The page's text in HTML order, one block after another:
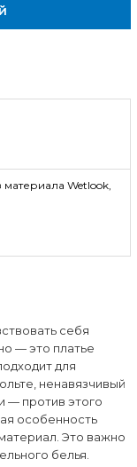
Wetlook,
себя
— это платье
для
ненавязчивый
— против этого
особенность
Это важно
белья.